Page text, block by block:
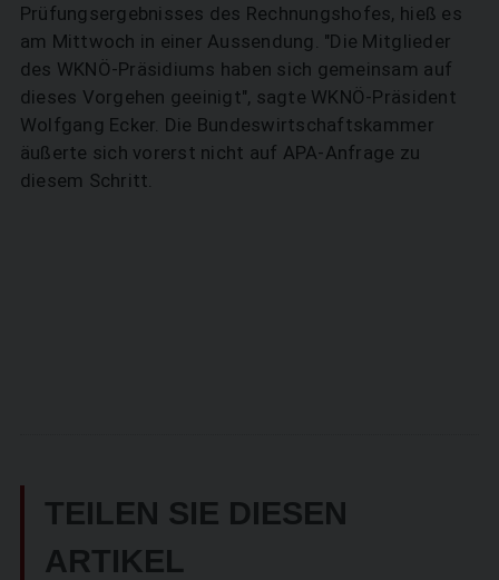
Prüfungsergebnisses des Rechnungshofes, hieß es
am Mittwoch in einer Aussendung. "Die Mitglieder
des WKNÖ-Präsidiums haben sich gemeinsam auf
dieses Vorgehen geeinigt", sagte WKNÖ-Präsident
Wolfgang Ecker. Die Bundeswirtschaftskammer
äußerte sich vorerst nicht auf APA-Anfrage zu
diesem Schritt.
TEILEN SIE DIESEN
ARTIKEL